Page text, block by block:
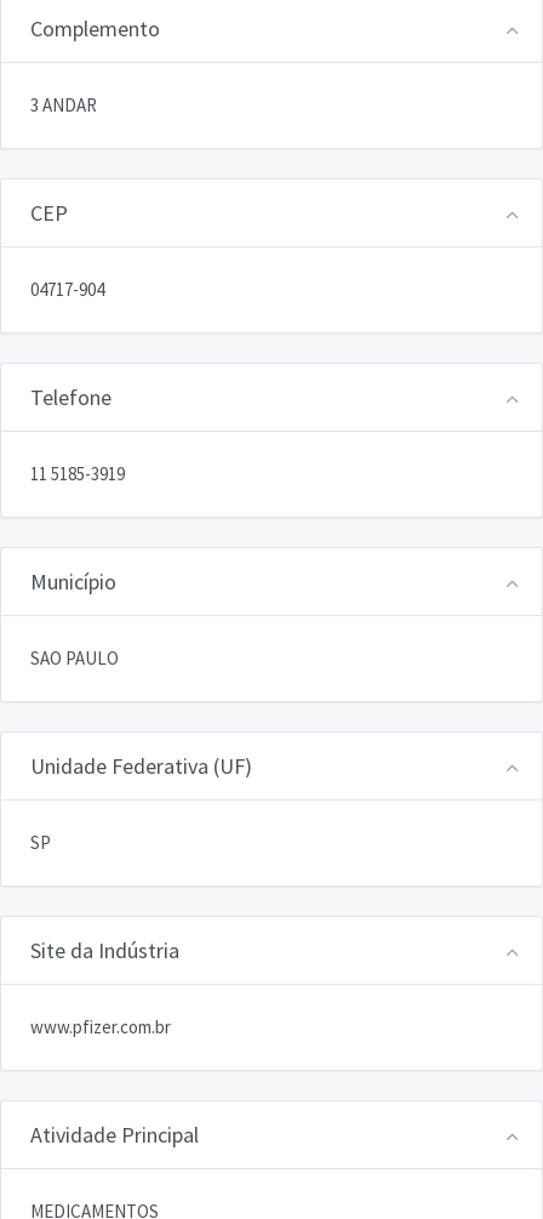
Complemento
3 ANDAR
CEP
04717-904
Telefone
11 5185-3919
Município
SAO PAULO
Unidade Federativa (UF)
SP
Site da Indústria
www.pfizer.com.br
Atividade Principal
MEDICAMENTOS